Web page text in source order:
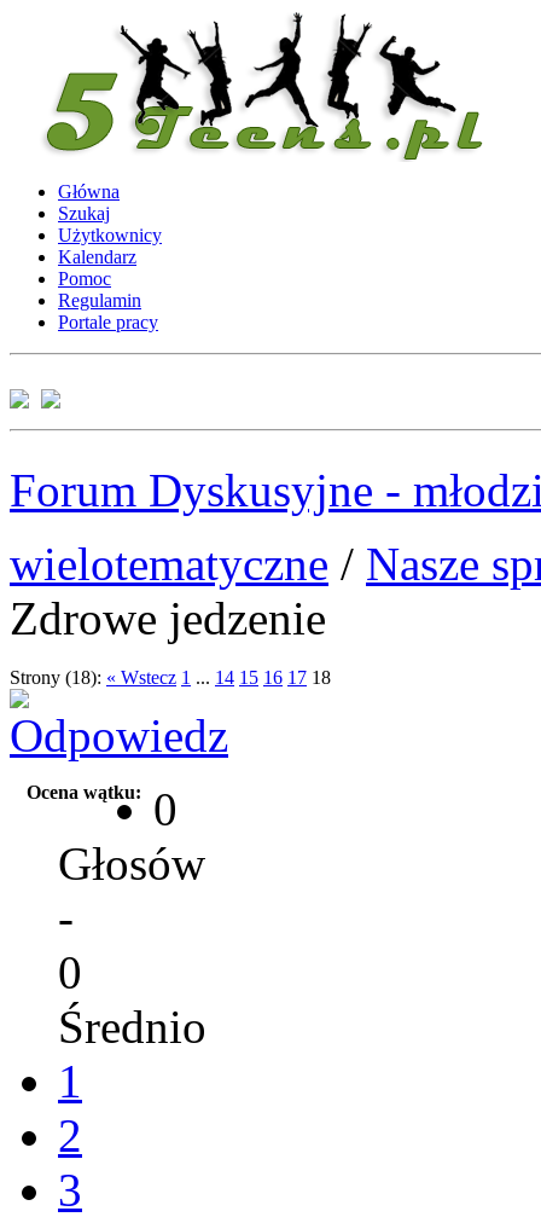
Główna
Szukaj
Użytkownicy
Kalendarz
Pomoc
Regulamin
Portale pracy
Forum Dyskusyjne -
wielotematyczne / Nasze
Zdrowe jedzenie
Strony (18): « Wstecz 1 ... 14 15 16 17 18
Ocena wątku:
0
Głosów
-
0
Średnio
1
2
3